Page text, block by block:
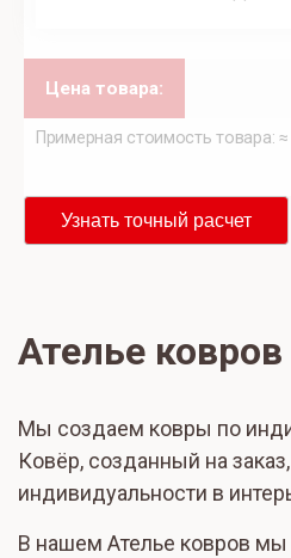
Цена товара:
Примерная стоимость товара: ≈
Узнать точный расчет
Ателье ковров
Мы создаем ковры по
Ковёр, созданный на
индивидуальности в
В нашем Ателье ковров